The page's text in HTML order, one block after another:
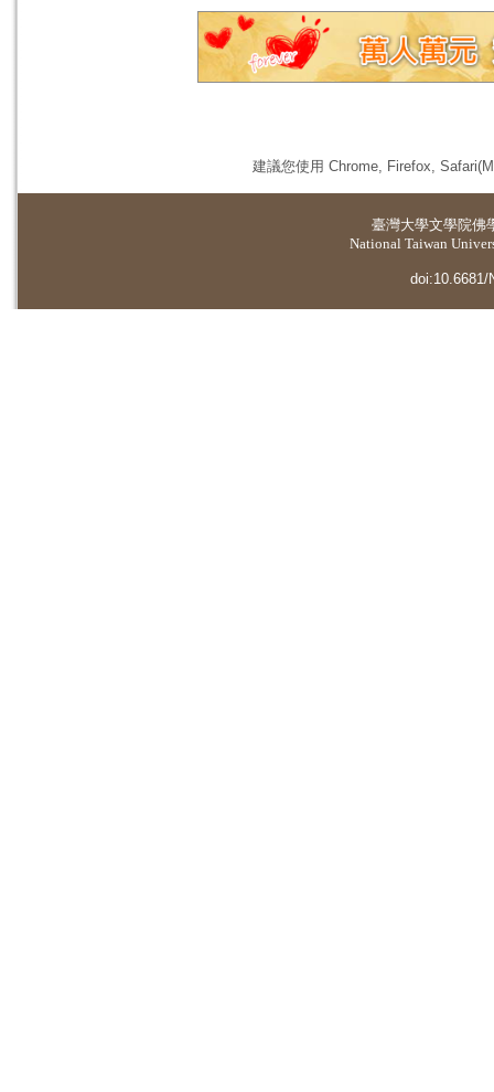
建議您使用 Chrome, Firefox,
臺灣大學文學院佛
National Taiwan
doi:10.6681/